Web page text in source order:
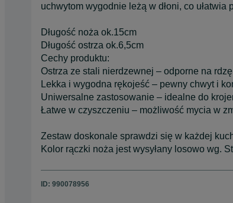
uchwytom wygodnie leżą w dłoni, co ułatwia
Długość noża ok.15cm
Długość ostrza ok.6,5cm
Cechy produktu:
Ostrza ze stali nierdzewnej – odporne na
Lekka i wygodna rękojeść – pewny chwyt i
Uniwersalne zastosowanie – idealne do
Łatwe w czyszczeniu – możliwość mycia w
Zestaw doskonale sprawdzi się w każdej
Kolor rączki noża jest wysyłany losowo wg.
ID: 990078956